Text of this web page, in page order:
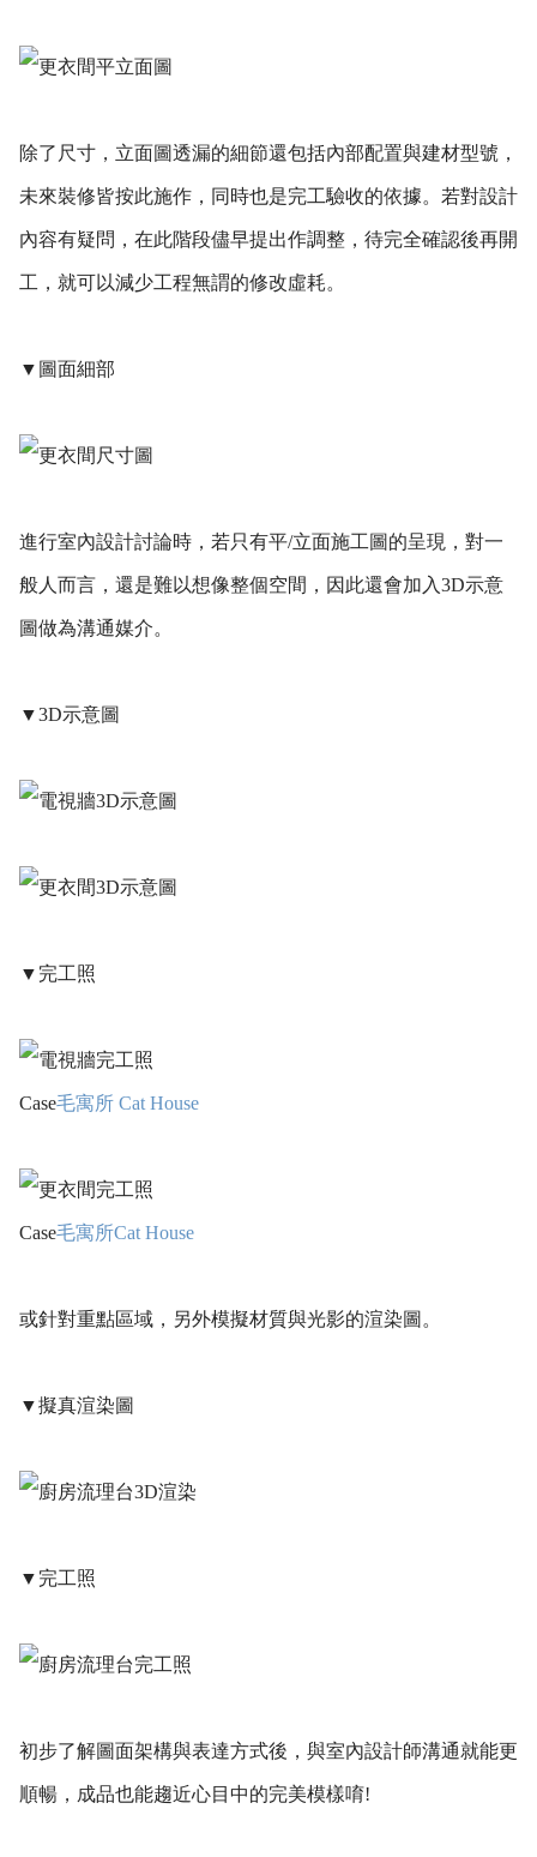
除了尺寸，立面圖透漏的細節還包括內部配置與建材型號，
未來裝修皆按此施作，同時也是完工驗收的依據。若對設計
內容有疑問，在此階段儘早提出作調整，待完全確認後再開
工，就可以減少工程無謂的修改虛耗。
▼圖面細部
進行室內設計討論時，若只有平/立面施工圖的呈現，對一
般人而言，還是難以想像整個空間，因此還會加入3D示意
圖做為溝通媒介。
▼3D示意圖
▼完工照
Case毛寓所 Cat House
Case毛寓所Cat House
或針對重點區域，另外模擬材質與光影的渲染圖。
▼擬真渲染圖
▼完工照
初步了解圖面架構與表達方式後，與室內設計師溝通就能更
順暢，成品也能趨近心目中的完美模樣唷!